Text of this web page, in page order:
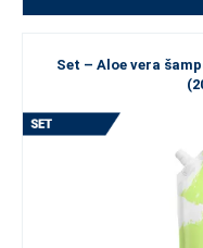
Set – Aloe vera